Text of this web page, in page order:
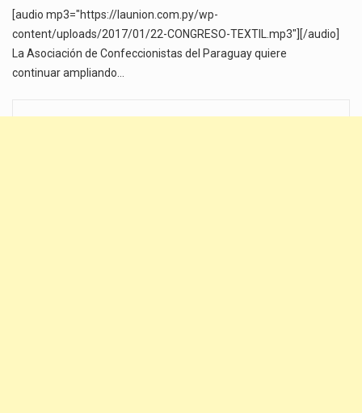
[audio mp3="https://launion.com.py/wp-
content/uploads/2017/01/22-CONGRESO-TEXTIL.mp3"][/audio]
La Asociación de Confeccionistas del Paraguay quiere
continuar ampliando…